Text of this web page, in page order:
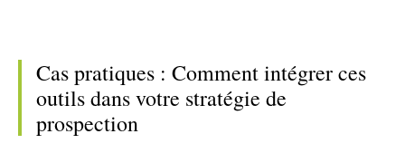
Cas pratiques : Comment intégrer ces
outils dans votre stratégie de
prospection